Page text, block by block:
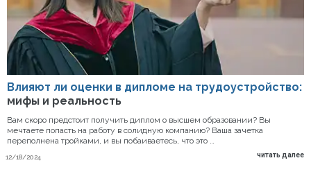
Влияют ли оценки в дипломе на трудоустройство:
мифы и реальность
12/18/2024
Вам скоро предстоит получить диплом о высшем образовании? Вы
мечтаете попасть на работу в солидную компанию? Ваша зачетка
переполнена тройками, и вы побаиваетесь, что это …
читать далее